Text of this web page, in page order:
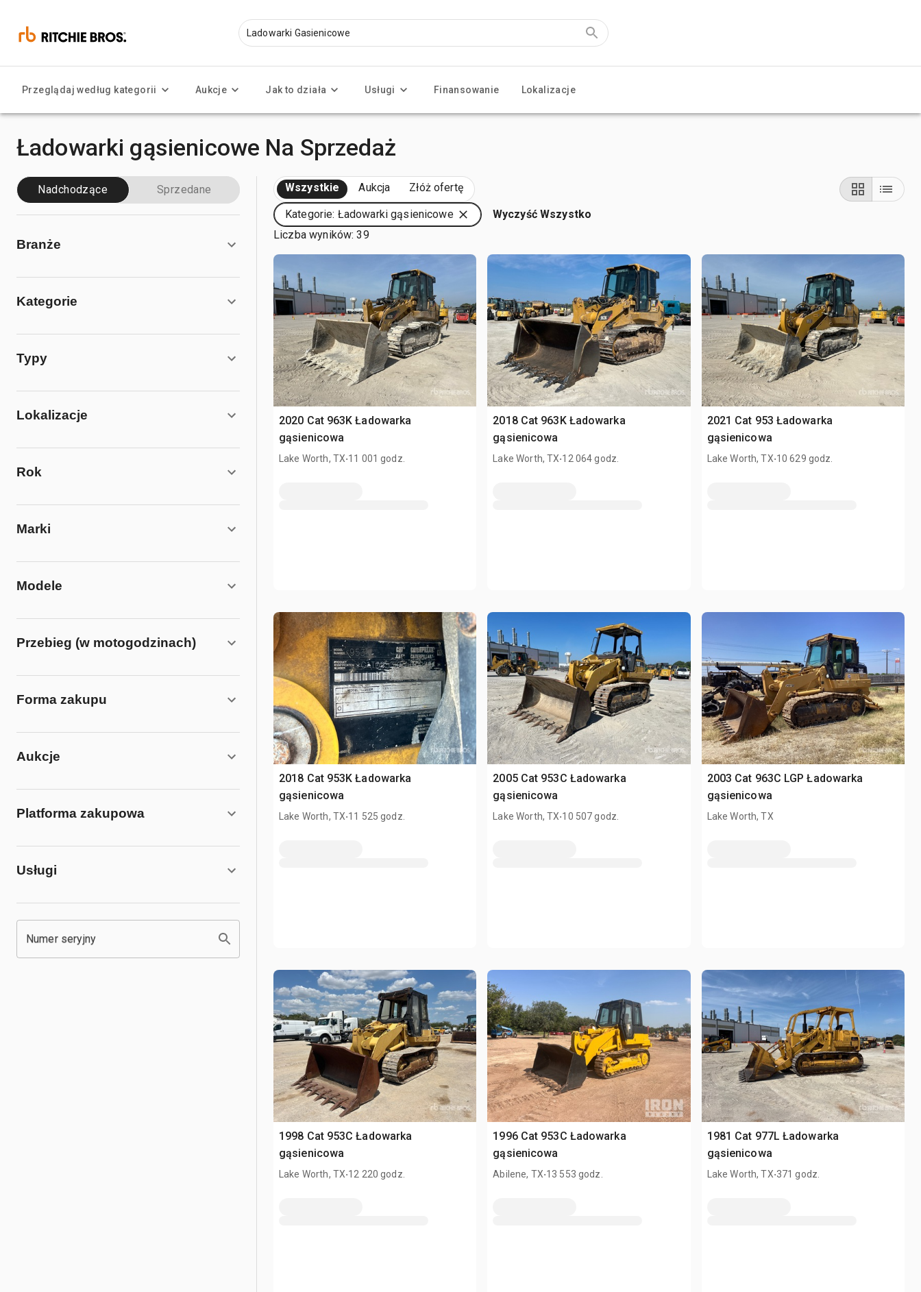
Przeglądaj według kategorii Aukcje Jak to działa Usługi Finansowanie Lokalizacje
Ładowarki gąsienicowe Na Sprzedaż
Nadchodzące Sprzedane
Branże
Kategorie
Typy
Lokalizacje
Rok
Marki
Modele
Przebieg (w motogodzinach)
Forma zakupu
Aukcje
Platforma zakupowa
Usługi
Numer seryjny
Wszystkie Aukcja Złóż ofertę
Kategorie: Ładowarki gąsienicowe
Wyczyść Wszystko
Liczba wyników: 39
2020 Cat 963K Ładowarka
gąsienicowa
Lake Worth, TX.11 001 godz.
2018 Cat 963K Ładowarka
gąsienicowa
Lake Worth, TX.12 064 godz.
2021 Cat 953 Ładowarka
gąsienicowa
Lake Worth, TX.10 629 godz.
2018 Cat 953K Ładowarka
gąsienicowa
Lake Worth, TX.11 525 godz.
2005 Cat 953C Ładowarka
gąsienicowa
Lake Worth, TX.10 507 godz.
2003 Cat 963C LGP Ładowarka
gąsienicowa
Lake Worth, TX
1998 Cat 953C Ładowarka
gąsienicowa
Lake Worth, TX.12 220 godz.
1996 Cat 953C Ładowarka
gąsienicowa
Abilene, TX.13 553 godz.
1981 Cat 977L Ładowarka
gąsienicowa
Lake Worth, TX.371 godz.